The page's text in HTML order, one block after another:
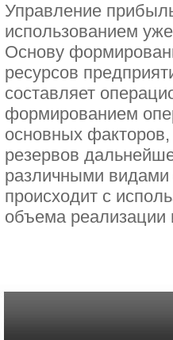
Управление
использованием
Основу
ресурсов
составляет
формированием
основных
резервов
различными
происходит с
объема реализации